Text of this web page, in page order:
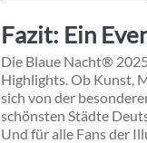
Fazit: Ein
Die Blaue Nacht®
Highlights. Ob Kunst,
sich von der
schönsten Städte
Und für alle Fans der